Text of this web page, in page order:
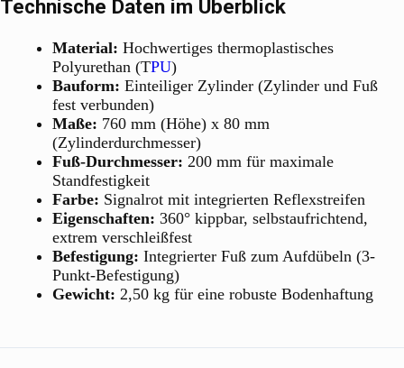
Technische Daten im Überblick
Material: Hochwertiges thermoplastisches
Polyurethan (TPU)
Bauform: Einteiliger Zylinder (Zylinder und Fuß
fest verbunden)
Maße: 760 mm (Höhe) x 80 mm
(Zylinderdurchmesser)
Fuß-Durchmesser: 200 mm für maximale
Standfestigkeit
Farbe: Signalrot mit integrierten Reflexstreifen
Eigenschaften: 360° kippbar, selbstaufrichtend,
extrem verschleißfest
Befestigung: Integrierter Fuß zum Aufdübeln (3-
Punkt-Befestigung)
Gewicht: 2,50 kg für eine robuste Bodenhaftung